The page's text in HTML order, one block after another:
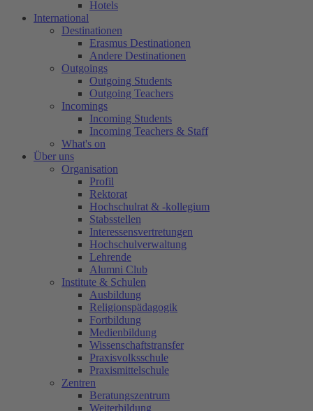
Hotels
International
Destinationen
Erasmus Destinationen
Andere Destinationen
Outgoings
Outgoing Students
Outgoing Teachers
Incomings
Incoming Students
Incoming Teachers & Staff
What's on
Über uns
Organisation
Profil
Rektorat
Hochschulrat & -kollegium
Stabsstellen
Interessensvertretungen
Hochschulverwaltung
Lehrende
Alumni Club
Institute & Schulen
Ausbildung
Religionspädagogik
Fortbildung
Medienbildung
Wissenschaftstransfer
Praxisvolksschule
Praxismittelschule
Zentren
Beratungszentrum
Weiterbildung